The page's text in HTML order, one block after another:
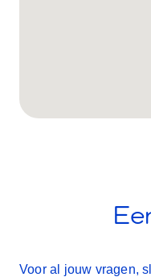
Voor al jouw vragen,